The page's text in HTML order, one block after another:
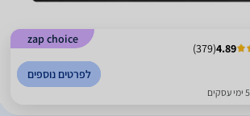
zap choice
4.89
(
379
)
לפרטים נוספים